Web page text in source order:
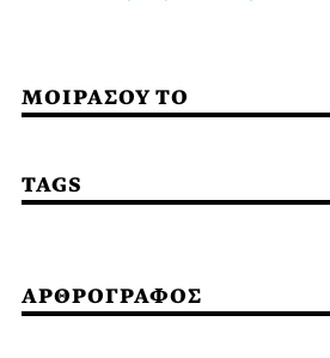
ΜΟΙΡΑΣΟΥ ΤΟ
TAGS
ΑΡΘΡΟΓΡΑΦΟΣ